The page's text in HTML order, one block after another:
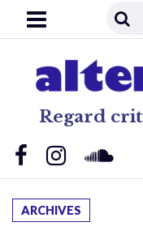
Regard
ARCHIVES